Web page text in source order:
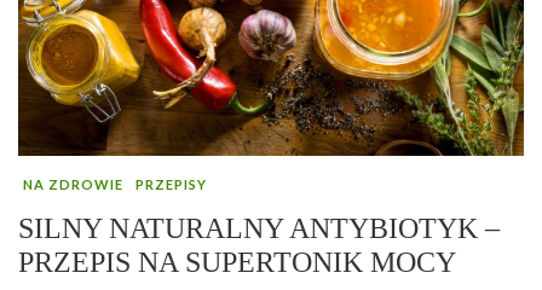
NA ZDROWIE PRZEPISY
SILNY NATURALNY ANTYBIOTYK –
PRZEPIS NA SUPERTONIK MOCY